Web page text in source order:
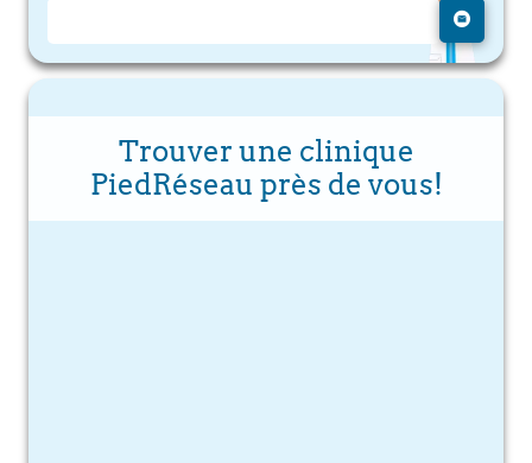
Trouver une clinique
PiedRéseau près de vous!